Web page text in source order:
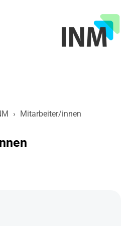
› Mitarbeiter/innen